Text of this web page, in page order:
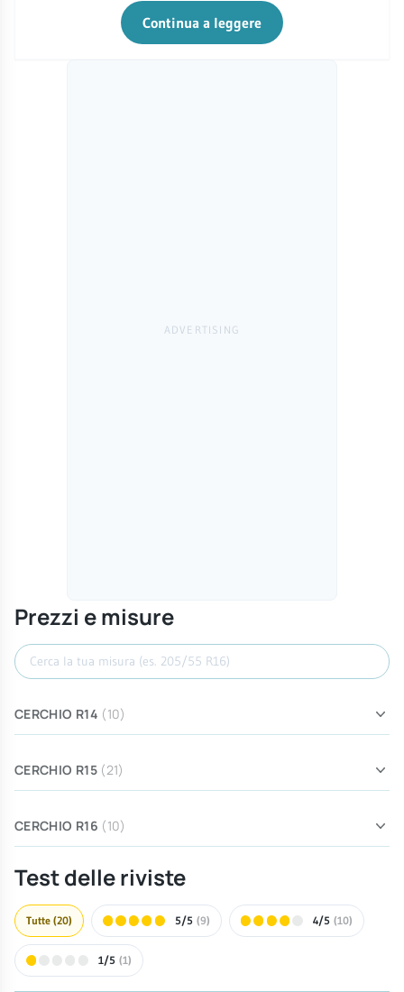
Continua a leggere
Prezzi e misure
Cerca misura
CERCHIO R14 (10)
CERCHIO R15 (21)
CERCHIO R16 (10)
Test delle riviste
Tutte (20) 5/5 (9) 4/5 (10)
1/5 (1)